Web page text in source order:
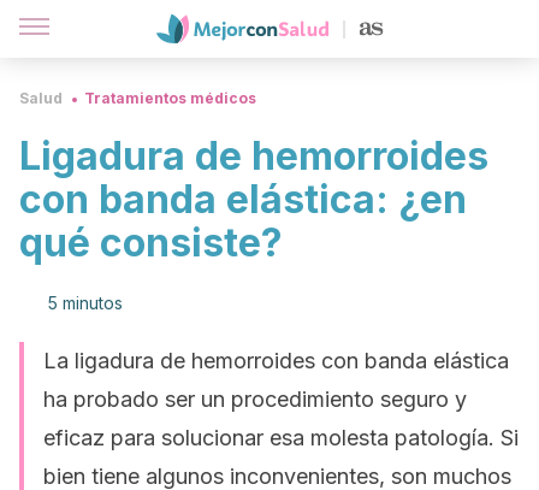
Salud Tratamientos médicos
Ligadura de hemorroides
con banda elástica: ¿en
qué consiste?
5 minutos
La ligadura de hemorroides con banda elástica
ha probado ser un procedimiento seguro y
eficaz para solucionar esa molesta patología. Si
bien tiene algunos inconvenientes, son muchos